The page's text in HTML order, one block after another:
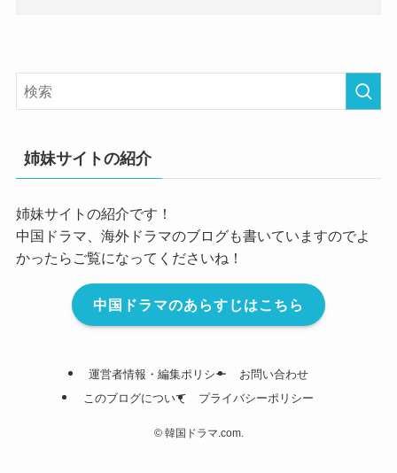
姉妹サイトの紹介
姉妹サイトの紹介です！
中国ドラマ、海外ドラマのブログも書いていますのでよ
かったらご覧になってくださいね！
中国ドラマのあらすじはこちら
運営者情報・編集ポリシー
お問い合わせ
このブログについて
プライバシーポリシー
©韓国ドラマ.com.